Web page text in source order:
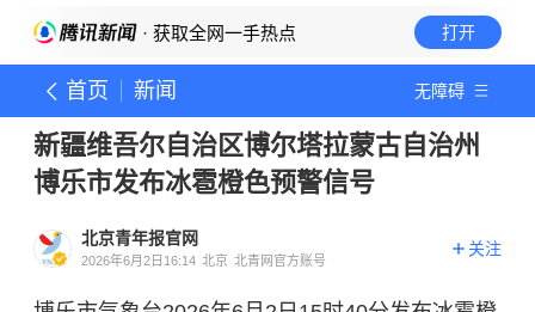
· 获取全网一手热点 打开
首页 新闻 无障碍
新疆维吾尔自治区博尔塔拉蒙古自治州
博乐市发布冰雹橙色预警信号
北京青年报官网
2026年6月2日16:14 北京 北青网官方账号
关注